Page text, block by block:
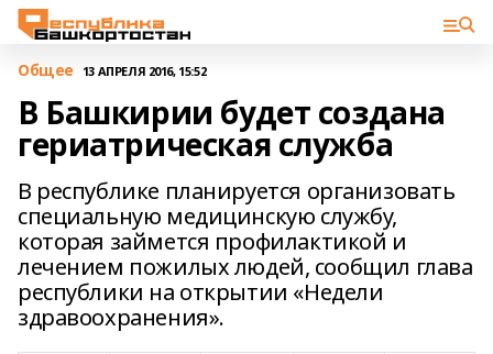
Общее 13 АПРЕЛЯ 2016, 15:52
В Башкирии будет создана
гериатрическая служба
В республике планируется организовать
специальную медицинскую службу,
которая займется профилактикой и
лечением пожилых людей, сообщил глава
республики на открытии «Недели
здравоохранения».